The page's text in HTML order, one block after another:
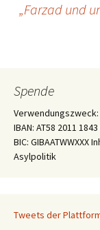
„Farzad und
Spende
Verwendungszweck:
IBAN: AT58 2011
BIC:
Asylpolitik
Tweets der